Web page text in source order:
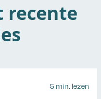
recente
5 min. lezen